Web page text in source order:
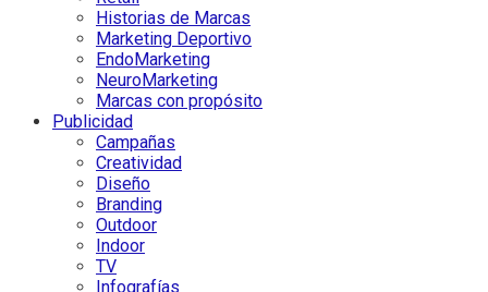
Historias de Marcas
Marketing Deportivo
EndoMarketing
NeuroMarketing
Marcas con propósito
Publicidad
Campañas
Creatividad
Diseño
Branding
Outdoor
Indoor
TV
Infografías